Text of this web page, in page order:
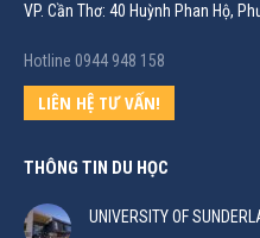
VP. Cần Thơ: 40 Huỳnh Phan Hộ,
Hotline 0944 948 158
LIÊN HỆ TƯ VẤN!
THÔNG TIN DU HỌC
UNIVERSITY OF